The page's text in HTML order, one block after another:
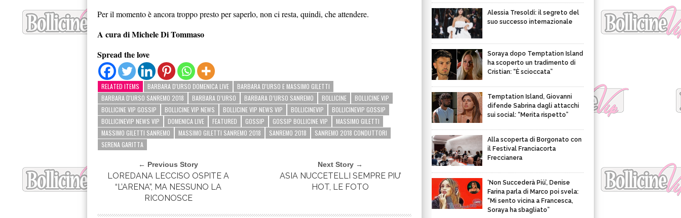
Per il momento è ancora troppo presto per saperlo, non ci resta, quindi, che attendere.
A cura di Michele Di Tommaso
Spread the love
RELATED ITEMS BARBARA D'URSO DOMENICA LIVE
BARBARA D'URSO E MASSIMO GILETTI
BARBARA D'URSO SANREMO 2018
BARBARA D’URSO BARBARA D’URSO SANREMO BOLLICINE
BOLLICINE VIP
BOLLICINE VIP GOSSIP
BOLLICINE VIP NEWS BOLLICINE VIP NEWS VIP BOLLICINEVIP
BOLLICINEVIP GOSSIP
BOLLICINEVIP NEWS VIP
DOMENICA LIVE FEATURED GOSSIP GOSSIP BOLLICINE VIP
MASSIMO GILETTI
MASSIMO GILETTI SANREMO
MASSIMO GILETTI SANREMO 2018 SANREMO 2018
SANREMO 2018 CONDUTTORI
SERENA GARITTA
← Previous Story
LOREDANA LECCISO OSPITE A
“L’ARENA”, MA NESSUNO LA
RICONOSCE
Next Story →
ASIA NUCCETELLI SEMPRE PIU’
HOT, LE FOTO
Alessia Tresoldi: il segreto del
suo successo internazionale
Soraya dopo Temptation Island
ha scoperto un tradimento di
Cristian: “È scioccata”
Temptation Island, Giovanni
difende Sabrina dagli attacchi
sui social: “Merita rispetto”
Alla scoperta di Borgonato con
il Festival Franciacorta
Freccianera
‘Non Succederà Più’, Denise
Farina parla di Marco poi svela:
“Mi sento vicina a Francesca,
Soraya ha sbagliato”